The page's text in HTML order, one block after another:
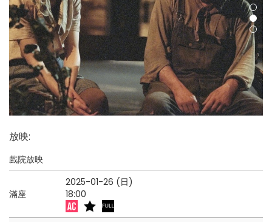
放映:
戲院放映
滿座
2025-01-26 (日)
18:00